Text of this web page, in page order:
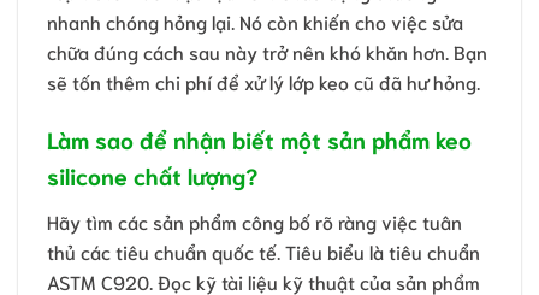
nhanh chóng hỏng lại. Nó còn khiến cho việc sửa
chữa đúng cách sau này trở nên khó khăn hơn. Bạn
sẽ tốn thêm chi phí để xử lý lớp keo cũ đã hư hỏng.
Làm sao để nhận biết một sản phẩm keo
silicone chất lượng?
Hãy tìm các sản phẩm công bố rõ ràng việc tuân
thủ các tiêu chuẩn quốc tế. Tiêu biểu là tiêu chuẩn
ASTM C920. Đọc kỹ tài liệu kỹ thuật của sản phẩm